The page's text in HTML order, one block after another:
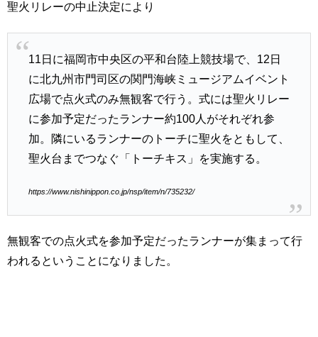
聖火リレーの中止決定により
11日に福岡市中央区の平和台陸上競技場で、12日
に北九州市門司区の関門海峡ミュージアムイベント
広場で点火式のみ無観客で行う。式には聖火リレー
に参加予定だったランナー約100人がそれぞれ参
加。隣にいるランナーのトーチに聖火をともして、
聖火台までつなぐ「トーチキス」を実施する。
https://www.nishinippon.co.jp/nsp/item/n/735232/
無観客での点火式を参加予定だったランナーが集まって行
われるということになりました。